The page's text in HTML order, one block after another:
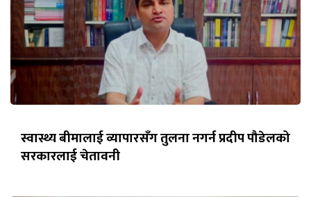
स्वास्थ्य बीमालाई व्यापारसँग तुलना नगर्न प्रदीप पौडेलको
सरकारलाई चेतावनी